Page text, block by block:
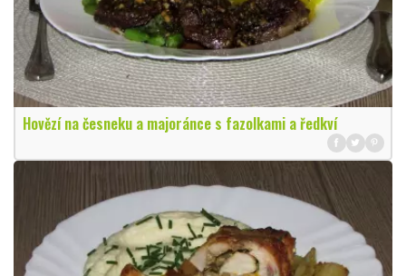
Hovězí na česneku a majoránce s fazolkami a ředkví